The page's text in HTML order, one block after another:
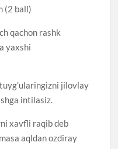
(2 ball)
qachon rashk
yaxshi
jilovlay
intilasiz.
xavfli raqib deb
aqldan ozdiray